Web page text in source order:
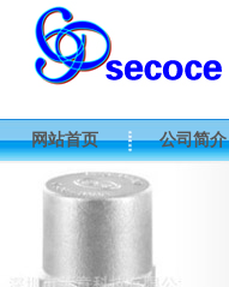
网站首页 公司简介